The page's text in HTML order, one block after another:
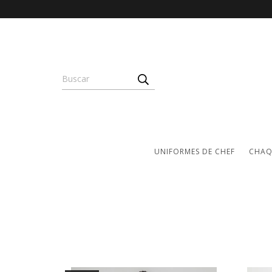
UNIFORMES DE CHEF